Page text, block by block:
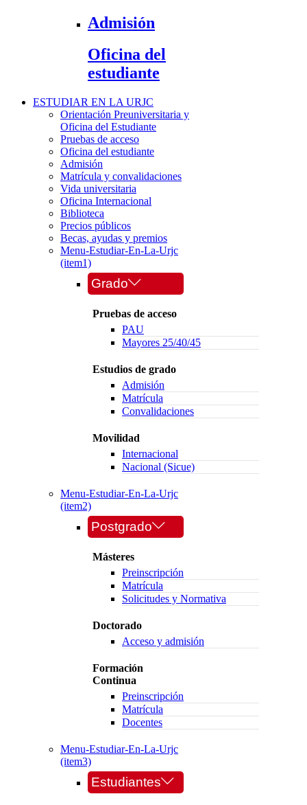
Admisión
Oficina del
estudiante
ESTUDIAR EN LA URJC
Orientación Preuniversitaria y
Oficina del Estudiante
Pruebas de acceso
Oficina del estudiante
Admisión
Matrícula y convalidaciones
Vida universitaria
Oficina Internacional
Biblioteca
Precios públicos
Becas, ayudas y premios
Menu-Estudiar-En-La-Urjc
(item1)
Grado
Pruebas de acceso
PAU
Mayores 25/40/45
Estudios de grado
Admisión
Matrícula
Convalidaciones
Movilidad
Internacional
Nacional (Sicue)
Menu-Estudiar-En-La-Urjc
(item2)
Postgrado
Másteres
Preinscripción
Matrícula
Solicitudes y Normativa
Doctorado
Acceso y admisión
Formación
Continua
Preinscripción
Matrícula
Docentes
Menu-Estudiar-En-La-Urjc
(item3)
Estudiantes